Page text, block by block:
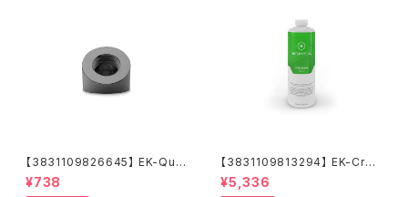
【3831109826645】 EK-Qua
ntum Torque Static FF 45°
- Black Nickel
¥738
【3831109813294】 EK-Cryo
Fuel Acid Green (Premix 10
00mL)
¥5,336